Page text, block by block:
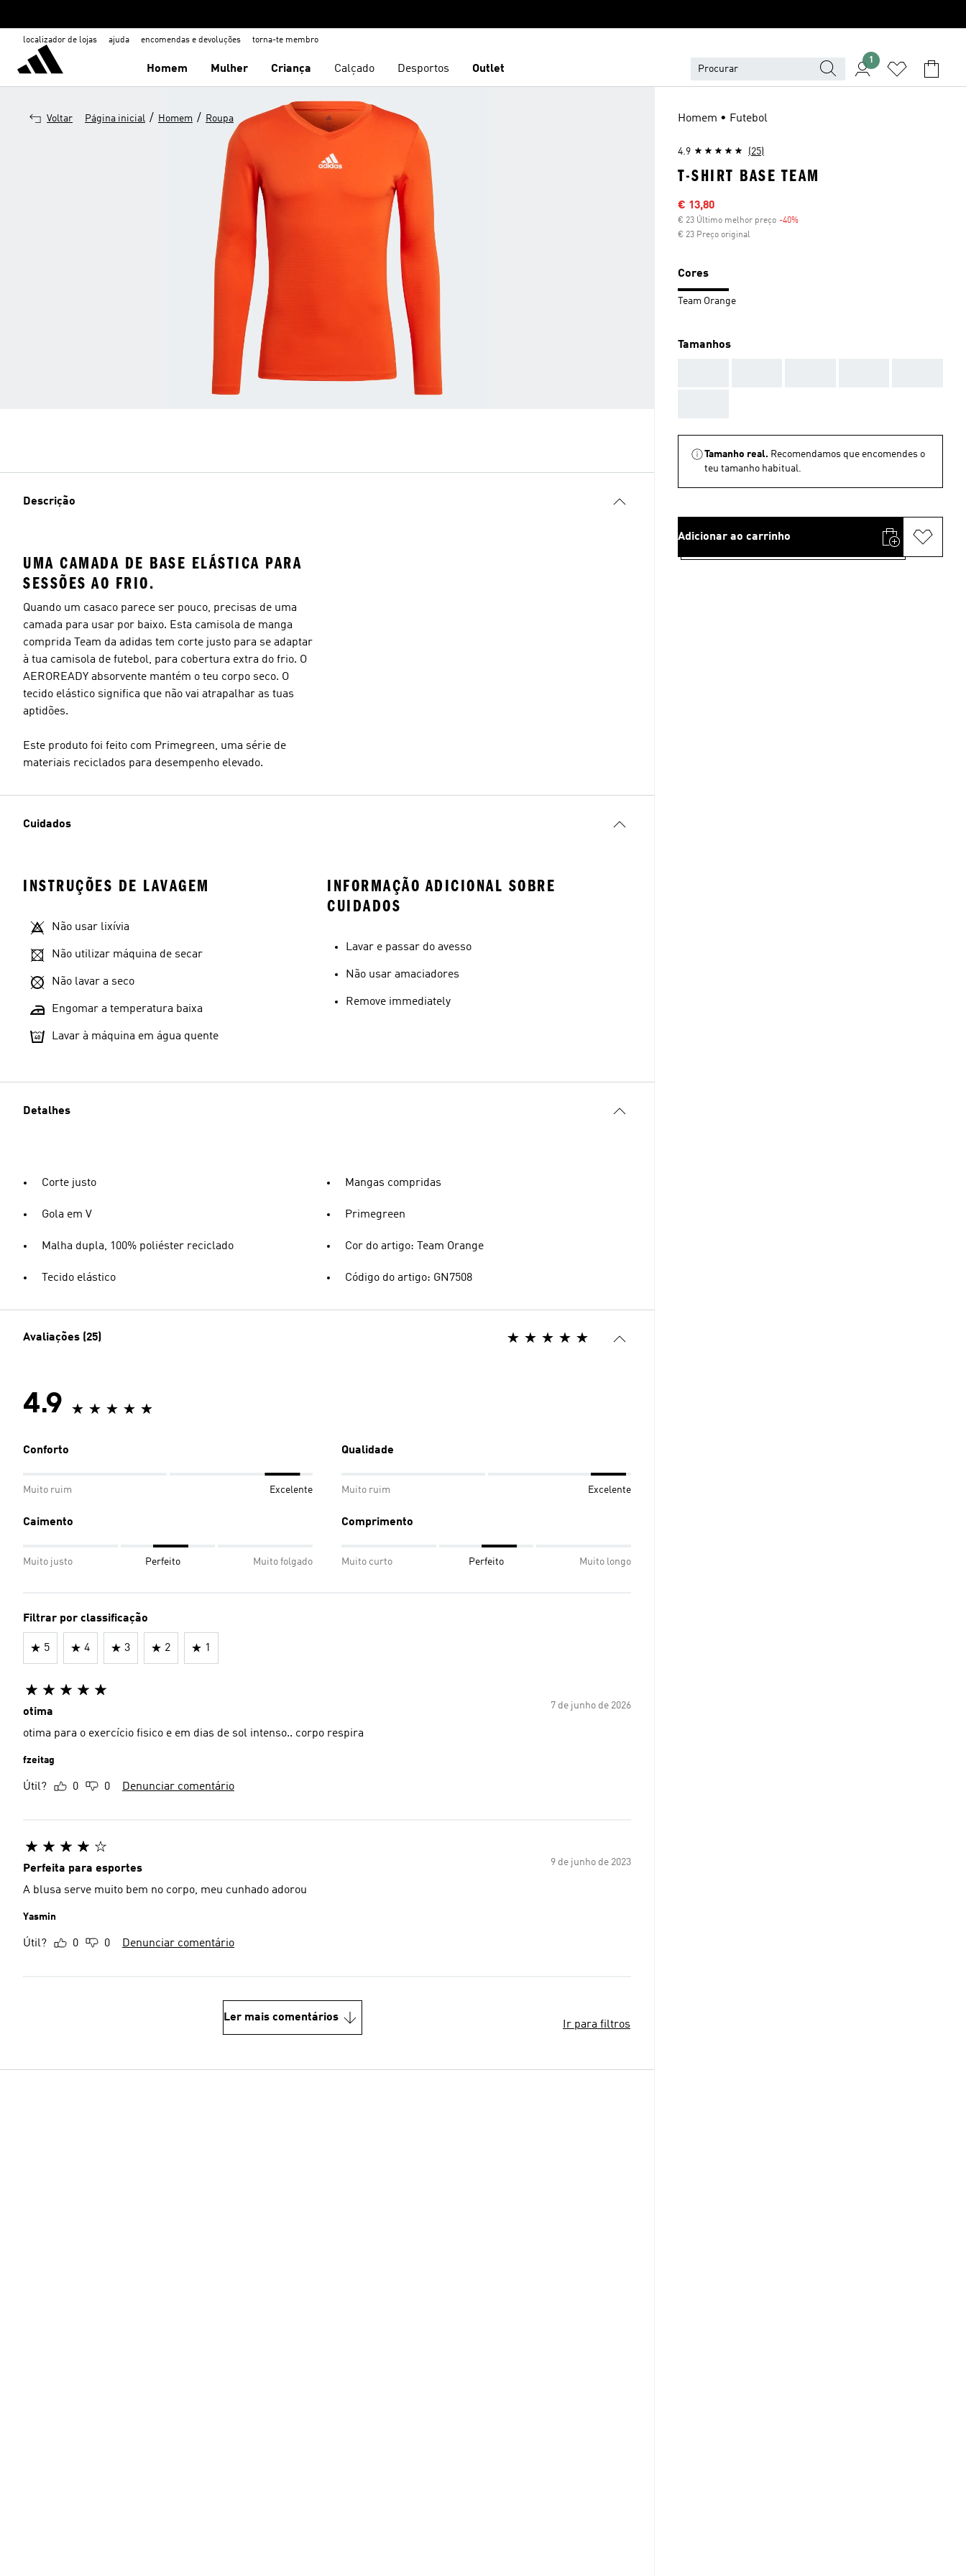
localizador de lojas ajuda encomendas e devoluções torna-te membro
Homem Mulher Criança Calçado Desportos Outlet
1
Voltar Página inicial / Homem / Roupa
Descrição
UMA CAMADA DE BASE ELÁSTICA PARA
SESSÕES AO FRIO.
Quando um casaco parece ser pouco, precisas de uma
camada para usar por baixo. Esta camisola de manga
comprida Team da adidas tem corte justo para se adaptar
à tua camisola de futebol, para cobertura extra do frio. O
AEROREADY absorvente mantém o teu corpo seco. O
tecido elástico significa que não vai atrapalhar as tuas
aptidões.
Este produto foi feito com Primegreen, uma série de
materiais reciclados para desempenho elevado.
Cuidados
INSTRUÇÕES DE LAVAGEM
Não usar lixívia
Não utilizar máquina de secar
Não lavar a seco
Engomar a temperatura baixa
Lavar à máquina em água quente
INFORMAÇÃO ADICIONAL SOBRE
CUIDADOS
Lavar e passar do avesso
Não usar amaciadores
Remove immediately
Detalhes
Corte justo
Gola em V
Malha dupla, 100% poliéster reciclado
Tecido elástico
Mangas compridas
Primegreen
Cor do artigo: Team Orange
Código do artigo: GN7508
Avaliações (25)
4.9
Conforto
Muito ruim Excelente
Qualidade
Muito ruim Excelente
Caimento
Muito justo Perfeito Muito folgado
Comprimento
Muito curto Perfeito Muito longo
Filtrar por classificação
5 4 3 2 1
7 de junho de 2026
otima
otima para o exercício fisico e em dias de sol intenso.. corpo respira
fzeitag
Útil? 0 0 Denunciar comentário
9 de junho de 2023
Perfeita para esportes
A blusa serve muito bem no corpo, meu cunhado adorou
Yasmin
Útil? 0 0 Denunciar comentário
Ler mais comentários
Ir para filtros
Homem • Futebol
4.9 (25)
T-SHIRT BASE TEAM
Preço com desconto
€ 13,80
€ 23 Último melhor preço -40%
€ 23 Preço original
Cores
Team Orange
Tamanhos
Tamanho real. Recomendamos que encomendes o
teu tamanho habitual.
Adicionar ao carrinho